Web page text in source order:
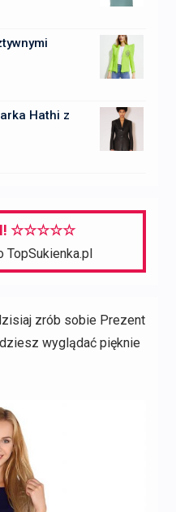
Hathi z
☆☆☆☆☆
TopSukienka.pl
zrób sobie Prezent
wyglądać pięknie